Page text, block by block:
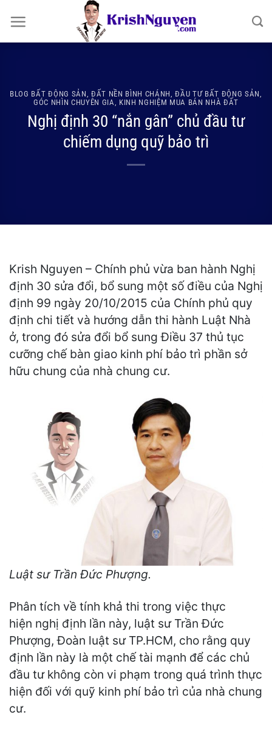
qua
nội
BLOG BẤT ĐỘNG SẢN ĐẤT NỀN BÌNH CHÁNH ,ĐẦU TƯ BẤT ĐỘNG SẢN
GÓC NHÌN CHUYÊN GIA
KINH NGHIỆM MUA BÁN NHÀ ĐẤT
Nghị định 30 “nắn gân” chủ đầu tư
chiếm dụng quỹ bảo trì
Krish Nguyen – Chính phủ vừa ban hành Nghị
định 30 sửa đổi, bổ sung một số điều của Nghị
định 99 ngày 20/10/2015 của Chính phủ quy
định chi tiết và hướng dẫn thi hành Luật Nhà
ở, trong đó sửa đổi bổ sung Điều 37 thủ tục
cưỡng chế bàn giao kinh phí bảo trì phần sở
hữu chung của nhà chung cư.
Luật sư Trần Đức Phượng.
Phân tích về tính khả thi trong việc thực
hiện nghị định lần này, luật sư Trần Đức
Phượng, Đoàn luật sư TP.HCM, cho rằng quy
định lần này là một chế tài mạnh để các chủ
đầu tư không còn vi phạm trong quá trình thực
hiện đối với quỹ kinh phí bảo trì của nhà chung
cư.